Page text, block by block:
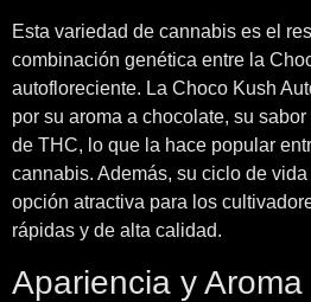
Esta variedad de cannabis es el
combinación genética entre la
autofloreciente. La Choco Kush
por su aroma a chocolate, su
de THC, lo que la hace popular
cannabis. Además, su ciclo de
opción atractiva para los
rápidas y de alta calidad.
Apariencia y Aroma